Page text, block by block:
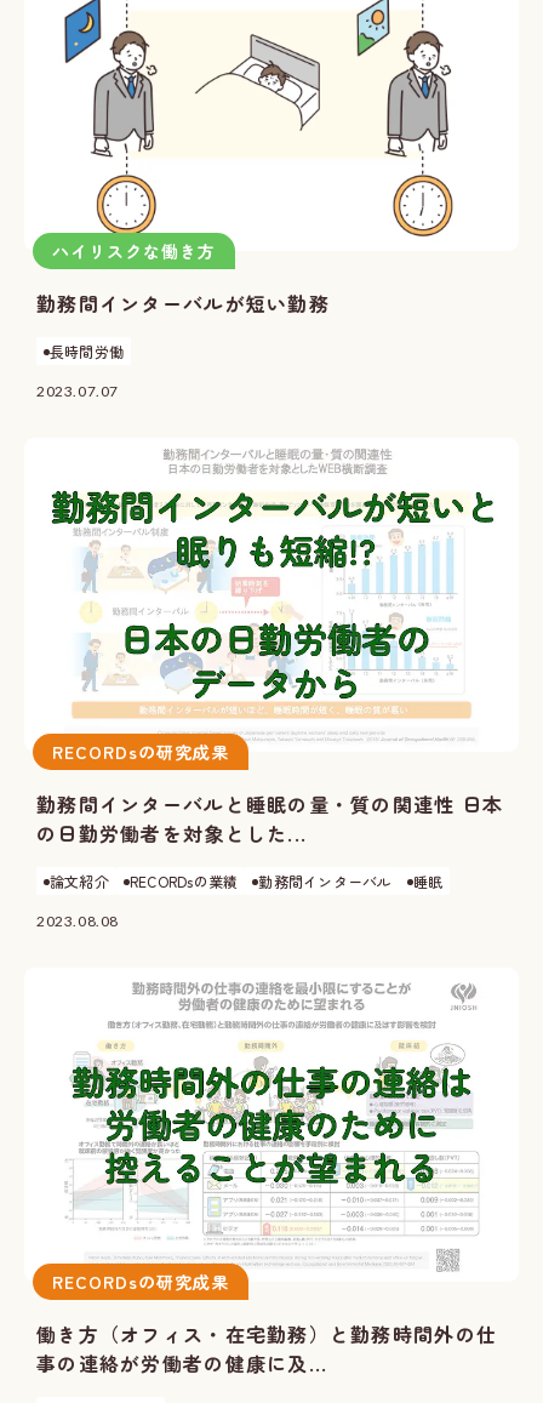
ハイリスクな働き方
勤務間インターバルが短い勤務
長時間労働
2023.07.07
RECORDsの研究成果
勤務間インターバルと睡眠の量・質の関連性 日本
の日勤労働者を対象とした...
論文紹介 RECORDsの業績 勤務間インターバル 睡眠
2023.08.08
RECORDsの研究成果
働き方（オフィス・在宅勤務）と勤務時間外の仕
事の連絡が労働者の健康に及...